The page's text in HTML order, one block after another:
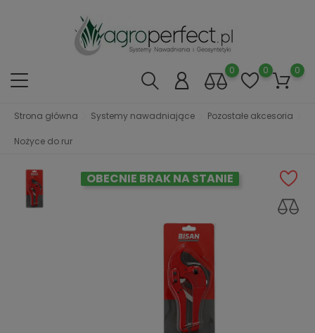
0 0 0
Strona główna Systemy nawadniające Pozostałe akcesoria
Nożyce do rur
OBECNIE BRAK NA STANIE